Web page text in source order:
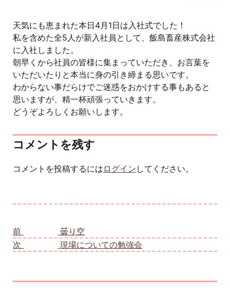
天気にも恵まれた本日4月1日は入社式でした！
私を含めた全5人が新入社員として、飯島畜産株式会社
に入社しました。
朝早くから社員の皆様に集まっていただき、お言葉を
いただいたりと本当に身の引き締まる思いです。
わからない事だらけでご迷惑をおかけする事もあると
思いますが、精一杯頑張っていきます。
どうぞよろしくお願いします。
コメントを残す
コメントを投稿するには ログイン してください。
前
曇り空
次
現場についての勉強会